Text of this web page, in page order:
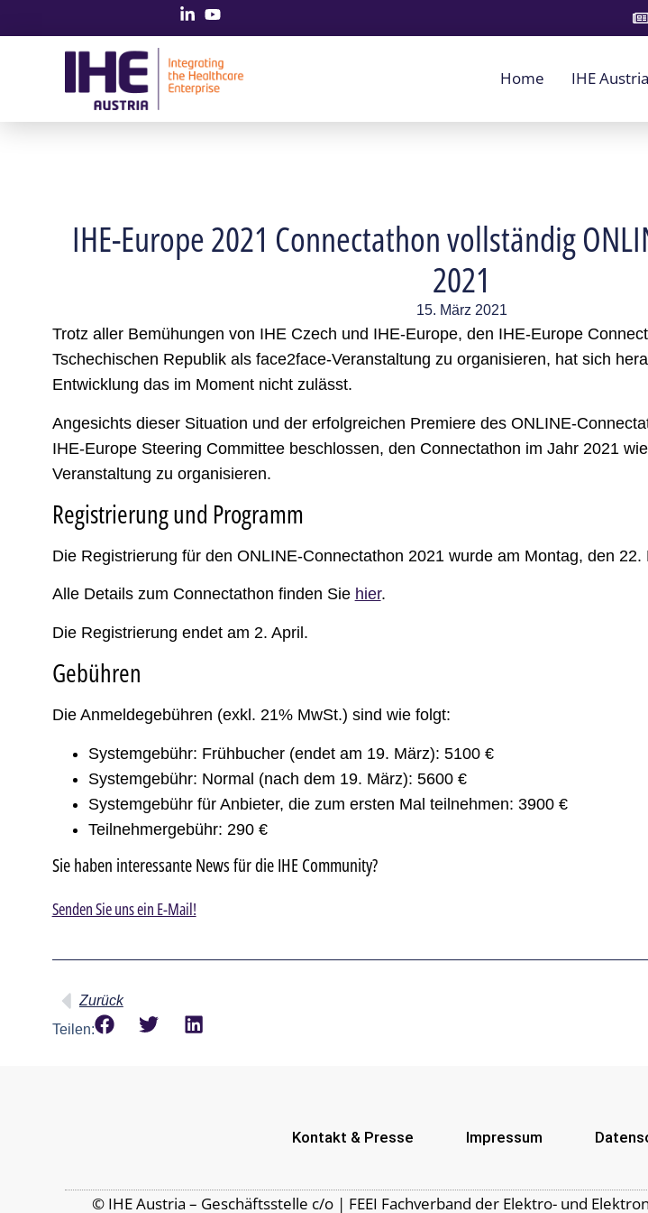
Home IHE Austria
IHE-Europe 2021 Connectathon vollständig
2021
15. März 2021
Trotz aller Bemühungen von IHE Czech und IHE-Europe, den IHE-Europe
Tschechischen Republik als face2face-Veranstaltung zu organisieren, hat sich
Entwicklung das im Moment nicht zulässt.
Angesichts dieser Situation und der erfolgreichen Premiere des ONLINE-
IHE-Europe Steering Committee beschlossen, den Connectathon im Jahr 2021
Veranstaltung zu organisieren.
Registrierung und Programm
Die Registrierung für den ONLINE-Connectathon 2021 wurde am Montag, den 22.
Alle Details zum Connectathon finden Sie hier.
Die Registrierung endet am 2. April.
Gebühren
Die Anmeldegebühren (exkl. 21% MwSt.) sind wie folgt:
Systemgebühr: Frühbucher (endet am 19. März): 5100 €
Systemgebühr: Normal (nach dem 19. März): 5600 €
Systemgebühr für Anbieter, die zum ersten Mal teilnehmen: 3900 €
Teilnehmergebühr: 290 €
Sie haben interessante News für die IHE Community?
Senden Sie uns ein E-Mail!
Zurück
Teilen:
Kontakt & Presse Impressum
© IHE Austria – Geschäftsstelle c/o | FEEI Fachverband der Elektro- und